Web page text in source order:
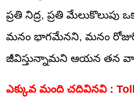
ప్రతి నిద్ర, ప్రతి
మనం భాగమేనని, మనం
జీవిస్తున్నామని ఆయన తన
ఎక్కువ మంది చదివినవి :